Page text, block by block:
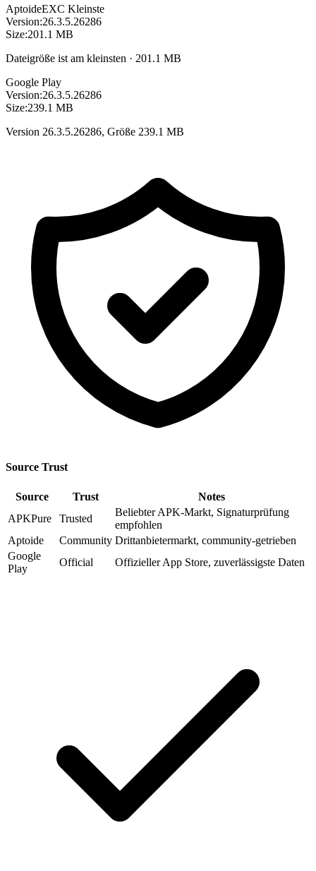
AptoideEXC Kleinste
Version:26.3.5.26286
Size:201.1 MB
Dateigröße ist am kleinsten · 201.1 MB
Google Play
Version:26.3.5.26286
Size:239.1 MB
Version 26.3.5.26286, Größe 239.1 MB
Source Trust
Source Trust
Notes
APKPure
Trusted
Beliebter APK-Markt, Signaturprüfung
empfohlen
Aptoide
Community Drittanbietermarkt, community-getrieben
Google
Play
Official Offizieller App Store, zuverlässigste Daten